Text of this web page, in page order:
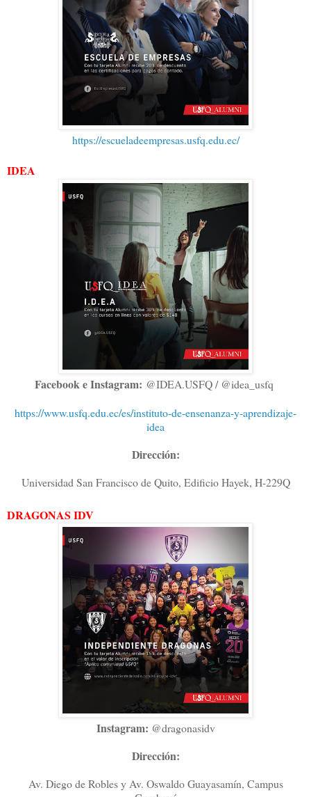
https://escueladeempresas.usfq.edu.ec/
IDEA
Facebook e Instagram: @IDEA.USFQ / @idea_usfq
https://www.usfq.edu.ec/es/instituto-de-ensenanza-y-aprendizaje-
idea
Dirección:
Universidad San Francisco de Quito, Edificio Hayek, H-229Q
DRAGONAS IDV
Instagram: @dragonasidv
Dirección:
Av. Diego de Robles y Av. Oswaldo Guayasamín, Campus